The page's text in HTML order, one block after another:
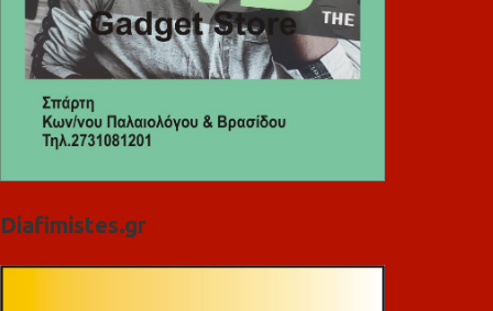
Diafimistes.gr